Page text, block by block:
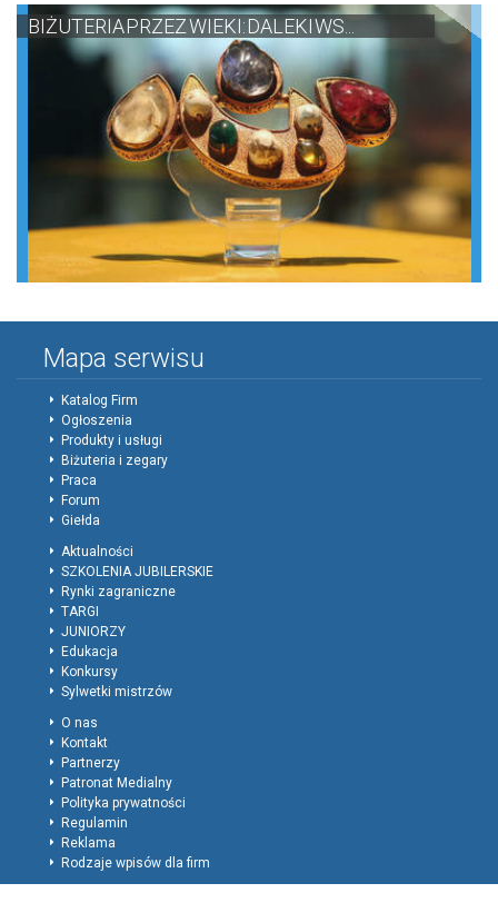
BIŻUTERIA PRZEZ WIEKI: DALEKI WS...
Mapa serwisu
Katalog Firm
Ogłoszenia
Produkty i usługi
Biżuteria i zegary
Praca
Forum
Giełda
Aktualności
SZKOLENIA JUBILERSKIE
Rynki zagraniczne
TARGI
JUNIORZY
Edukacja
Konkursy
Sylwetki mistrzów
O nas
Kontakt
Partnerzy
Patronat Medialny
Polityka prywatności
Regulamin
Reklama
Rodzaje wpisów dla firm